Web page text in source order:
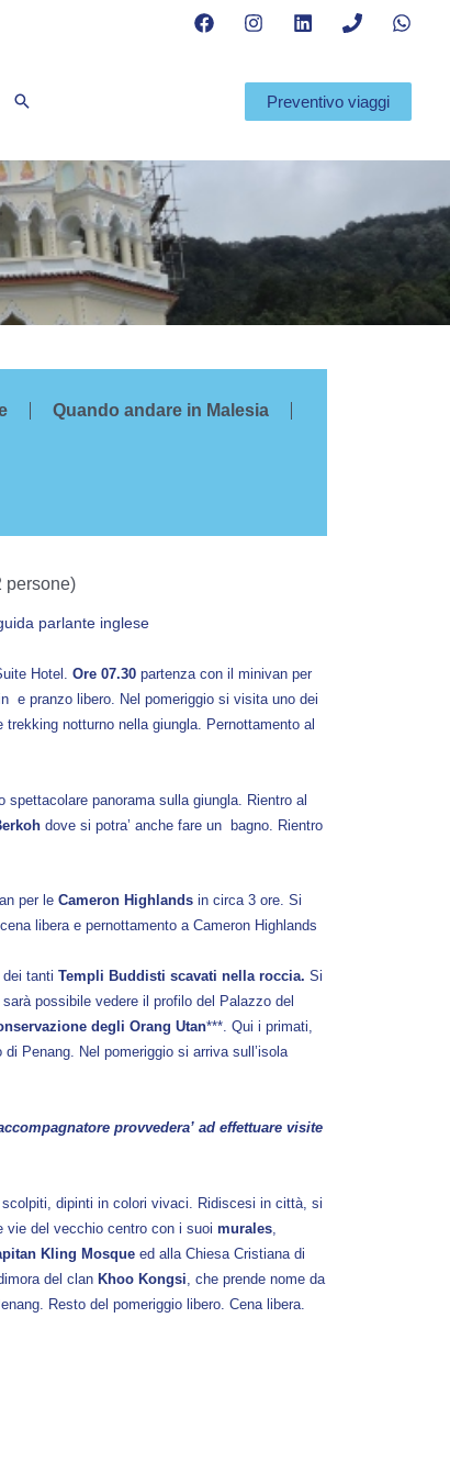
Cerca Preventivo viaggi
Quando andare in Malesia
persone)
parlante inglese
Hotel. Ore 07.30 partenza con il minivan per
e pranzo libero. Nel pomeriggio si visita uno dei
notturno nella giungla. Pernottamento al
panorama sulla giungla. Rientro al
dove si potra’ anche fare un bagno. Rientro
per le Cameron Highlands in circa 3 ore. Si
libera e pernottamento a Cameron Highlands
tanti Templi Buddisti scavati nella roccia. Si
possibile vedere il profilo del Palazzo del
degli Orang Utan***. Qui i primati,
Penang. Nel pomeriggio si arriva sull’isola
provvedera’ ad effettuare visite
dipinti in colori vivaci. Ridiscesi in città, si
vie del vecchio centro con i suoi murales
Kling Mosque ed alla Chiesa Cristiana di
del clan Khoo Kongsi , che prende nome da
Resto del pomeriggio libero. Cena libera.